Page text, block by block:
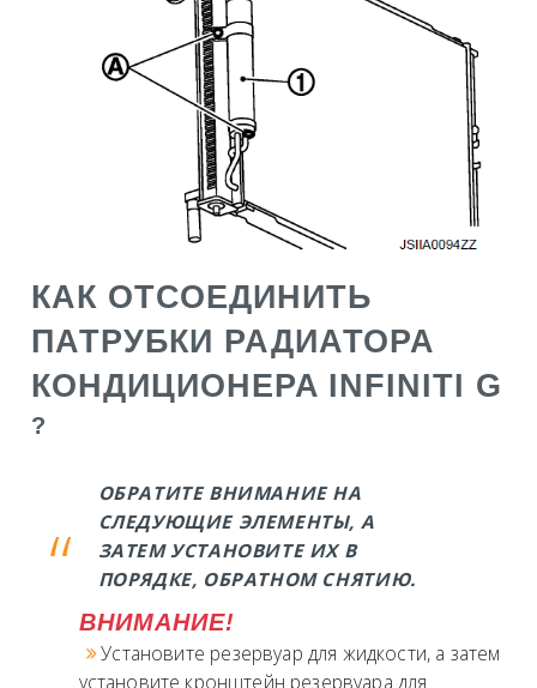
КАК ОТСОЕДИНИТЬ
ПАТРУБКИ РАДИАТОРА
КОНДИЦИОНЕРА INFINITI G
?
ОБРАТИТЕ ВНИМАНИЕ НА
СЛЕДУЮЩИЕ ЭЛЕМЕНТЫ, А
ЗАТЕМ УСТАНОВИТЕ ИХ В
ПОРЯДКЕ, ОБРАТНОМ СНЯТИЮ.
ВНИМАНИЕ!
Установите резервуар для жидкости, а затем
установите кронштейн резервуара для